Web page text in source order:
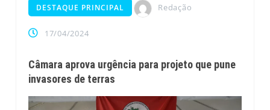
DESTAQUE PRINCIPAL Redação
17/04/2024
Câmara aprova urgência para projeto que pune
invasores de terras